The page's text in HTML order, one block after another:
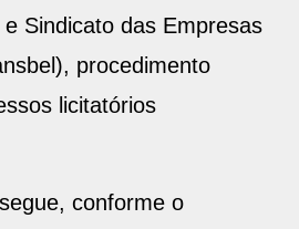
Sindicato das Empresas
procedimento
licitatórios
conforme o